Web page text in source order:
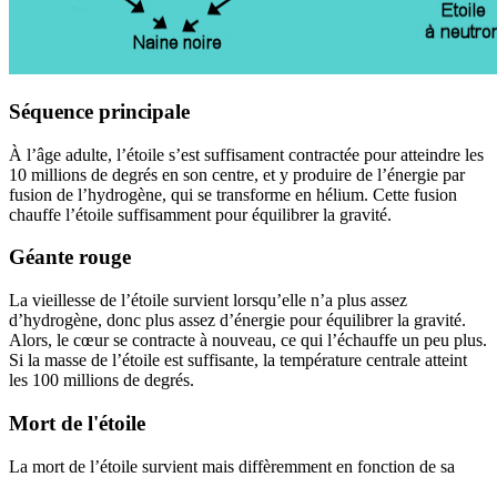
Séquence principale
À l’âge adulte, l’étoile s’est suffisament contractée pour atteindre les
10 millions de degrés en son centre, et y produire de l’énergie par
fusion de l’hydrogène, qui se transforme en hélium. Cette fusion
chauffe l’étoile suffisamment pour équilibrer la gravité.
Géante rouge
La vieillesse de l’étoile survient lorsqu’elle n’a plus assez
d’hydrogène, donc plus assez d’énergie pour équilibrer la gravité.
Alors, le cœur se contracte à nouveau, ce qui l’échauffe un peu plus.
Si la masse de l’étoile est suffisante, la température centrale atteint
les 100 millions de degrés.
Mort de l'étoile
La mort de l’étoile survient mais diffèremment en fonction de sa